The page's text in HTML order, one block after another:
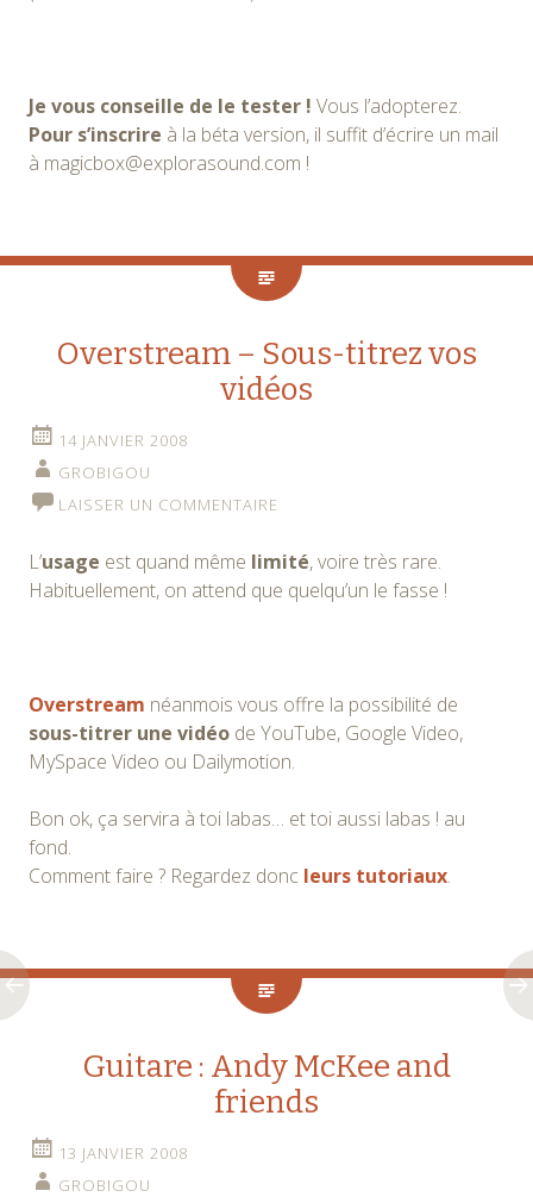
Je vous conseille de le tester ! Vous l’adopterez.
Pour s’inscrire à la béta version, il suffit d’écrire un mail
à magicbox@explorasound.com !
Overstream – Sous-titrez vos
vidéos
14 JANVIER 2008
GROBIGOU
LAISSER UN COMMENTAIRE
L’usage est quand même limité, voire très rare.
Habituellement, on attend que quelqu’un le fasse !
Overstream néanmois vous offre la possibilité de
sous-titrer une vidéo de YouTube, Google Video,
MySpace Video ou Dailymotion.
Bon ok, ça servira à toi labas… et toi aussi labas ! au
fond.
Comment faire ? Regardez donc leurs tutoriaux.
Guitare : Andy McKee and
friends
13 JANVIER 2008
GROBIGOU